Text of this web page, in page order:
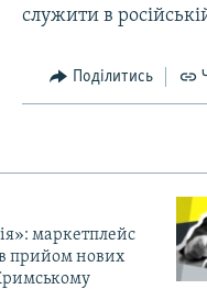
служити в
Поділитись
маркетплейс
прийом нових